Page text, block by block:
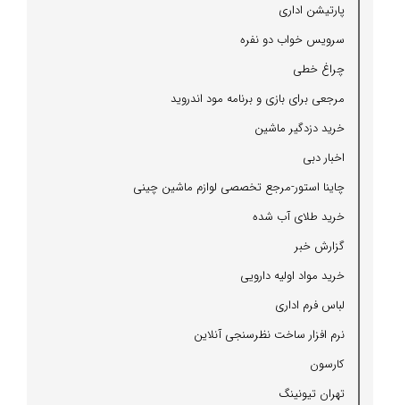
پارتیشن اداری
سرویس خواب دو نفره
چراغ خطی
مرجعی برای بازی و برنامه مود اندروید
خرید دزدگیر ماشین
اخبار دبی
چاینا استور-مرجع تخصصی لوازم ماشین چینی
خرید طلای آب شده
گزارش خبر
خرید مواد اولیه دارویی
لباس فرم اداری
نرم افزار ساخت نظرسنجی آنلاین
كارسون
تهران تیونینگ